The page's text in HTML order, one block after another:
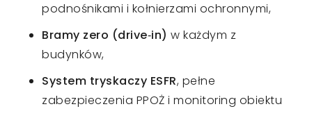
podnośnikami i kołnierzami ochronnymi,
Bramy zero (drive‑in) w każdym z
budynków,
System tryskaczy ESFR, pełne
zabezpieczenia PPOŻ i monitoring obiektu